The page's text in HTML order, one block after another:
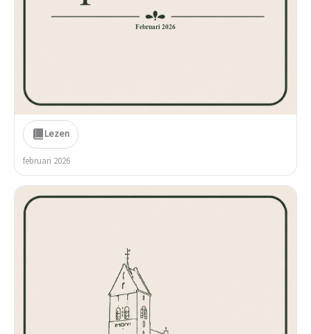
Februari 2026
Lezen
februari 2026